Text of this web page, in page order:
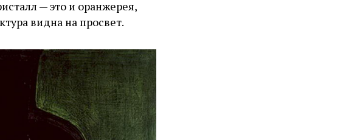
— это и оранжерея,
видна на просвет.